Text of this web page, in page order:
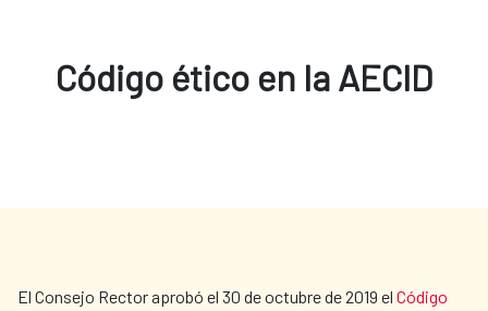
Código ético en la AECID
El Consejo Rector aprobó el 30 de octubre de 2019 el Código